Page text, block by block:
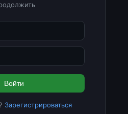
Войти
Зарегистрироваться